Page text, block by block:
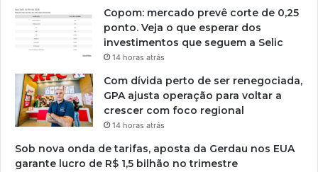
Copom: mercado prevê corte de 0,25
ponto. Veja o que esperar dos
investimentos que seguem a Selic
14 horas atrás
Com dívida perto de ser renegociada,
GPA ajusta operação para voltar a
crescer com foco regional
14 horas atrás
Sob nova onda de tarifas, aposta da Gerdau nos EUA
garante lucro de R$ 1,5 bilhão no trimestre